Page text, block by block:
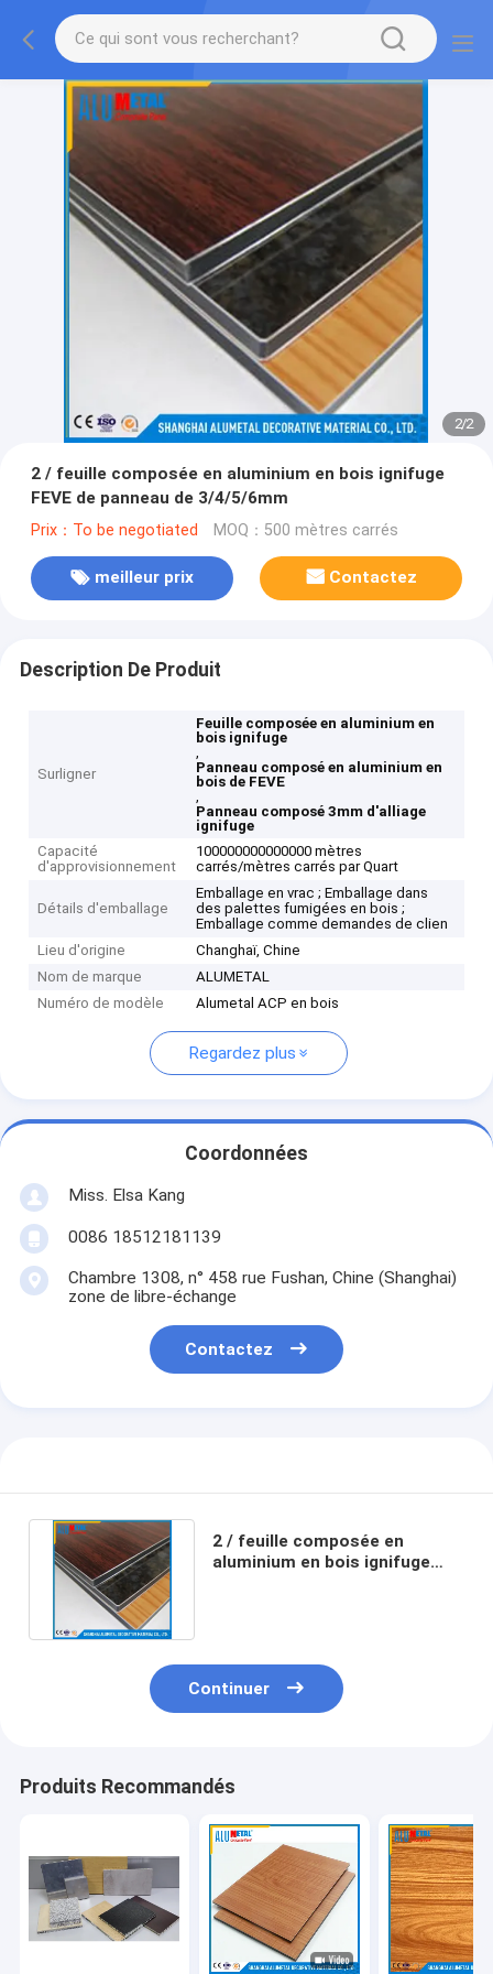
2/2
2 / feuille composée en aluminium en bois ignifuge
FEVE de panneau de 3/4/5/6mm
Prix：To be negotiated MOQ：500 mètres carrés
meilleur prix Contactez
Description De Produit
Surligner
Feuille composée en aluminium en
bois ignifuge
,
Panneau composé en aluminium en
bois de FEVE
,
Panneau composé 3mm d'alliage
ignifuge
Capacité
d'approvisionnement
100000000000000 mètres
carrés/mètres carrés par Quart
Détails d'emballage
Emballage en vrac ; Emballage dans
des palettes fumigées en bois ;
Emballage comme demandes de clien
Lieu d'origine
Changhaï, Chine
Nom de marque
ALUMETAL
Numéro de modèle
Alumetal ACP en bois
Regardez plus
Coordonnées
Miss. Elsa Kang
0086 18512181139
Chambre 1308, n° 458 rue Fushan, Chine (Shanghai)
zone de libre-échange
Contactez
2 / feuille composée en
aluminium en bois ignifuge
Continuer
Produits Recommandés